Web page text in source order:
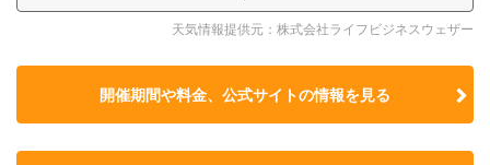
天気情報提供元：株式会社ライフビジネスウェザー
開催期間や料金、公式サイトの情報を見る